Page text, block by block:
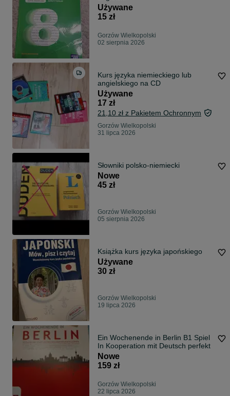
Używane
15 zł
Gorzów Wielkopolski
02 sierpnia 2026
Kurs języka niemieckiego lub
angielskiego na CD
Używane
17 zł
21,10 zł z Pakietem Ochronnym
Gorzów Wielkopolski
31 lipca 2026
Słowniki polsko-niemiecki
Nowe
45 zł
Gorzów Wielkopolski
05 sierpnia 2026
Książka kurs języka japońskiego
Używane
30 zł
Gorzów Wielkopolski
19 lipca 2026
Ein Wochenende in Berlin B1 Spiel
In Kooperation mit Deutsch perfekt
Nowe
159 zł
Gorzów Wielkopolski
22 lipca 2026